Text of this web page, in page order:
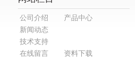
公司介绍
产品中心
新闻动态
技术支持
在线留言
资料下载